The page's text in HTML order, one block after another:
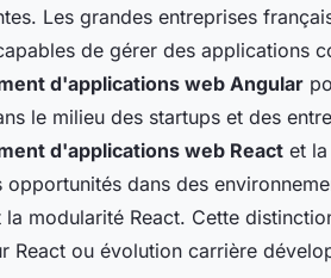
Les grandes entreprises
de gérer des applications
d'applications web Angular
le milieu des startups et des
d'applications web React et la
opportunités dans des
la modularité React. Cette
React ou évolution carrière